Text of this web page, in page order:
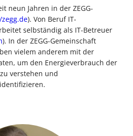
neun Jahren in der ZEGG-
). Von Beruf IT-
selbständig als IT-Betreuer
). In der ZEGG-Gemeinschaft
vielem anderem mit der
um den Energieverbrauch der
verstehen und